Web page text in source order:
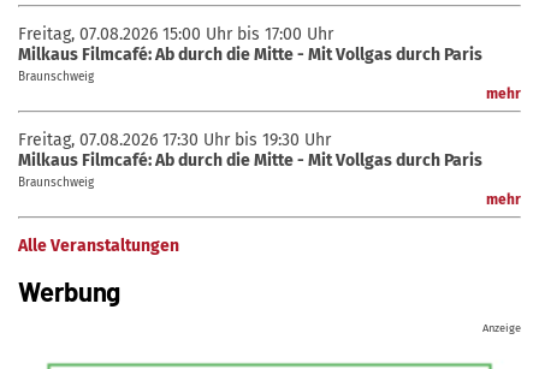
Freitag, 07.08.2026 15:00 Uhr bis 17:00 Uhr
Milkaus Filmcafé: Ab durch die Mitte - Mit Vollgas durch Paris
Braunschweig
mehr
Freitag, 07.08.2026 17:30 Uhr bis 19:30 Uhr
Milkaus Filmcafé: Ab durch die Mitte - Mit Vollgas durch Paris
Braunschweig
mehr
Alle Veranstaltungen
Werbung
Anzeige